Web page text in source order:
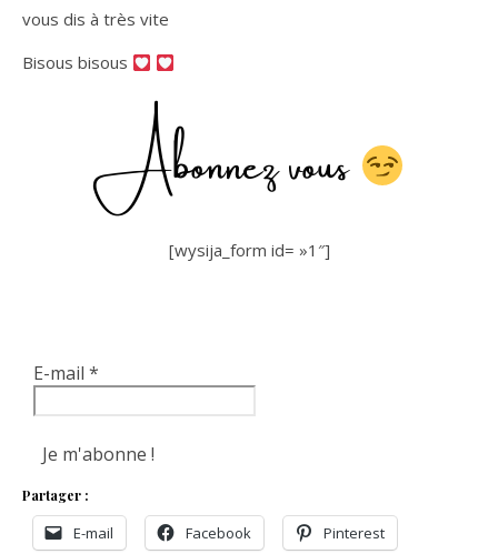
vous dis à très vite
Bisous bisous
Abonnez vous
[wysija_form id= »1″]
E-mail *
Partager :
E-mail Facebook Pinterest